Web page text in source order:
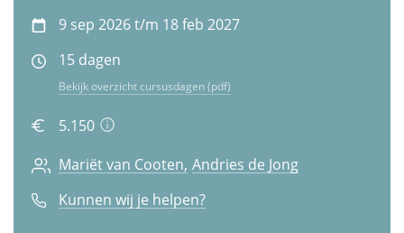
9 sep 2026 t/m 18 feb 2027
15 dagen
Bekijk overzicht cursusdagen (pdf)
5.150
Mariët van Cooten Andries de Jong
Kunnen wij je helpen?